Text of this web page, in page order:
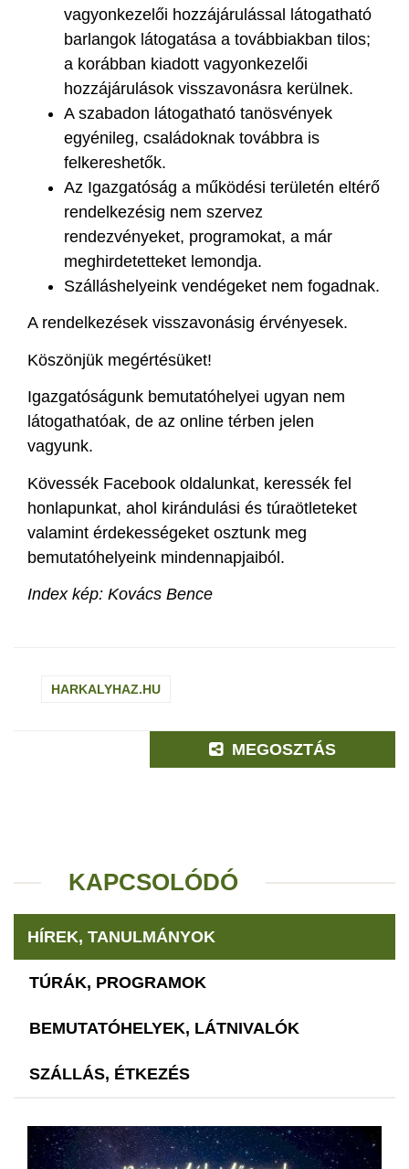
vagyonkezelői hozzájárulással látogatható
barlangok látogatása a továbbiakban tilos;
a korábban kiadott vagyonkezelői
hozzájárulások visszavonásra kerülnek.
A szabadon látogatható tanösvények
egyénileg, családoknak továbbra is
felkereshetők.
Az Igazgatóság a működési területén eltérő
rendelkezésig nem szervez
rendezvényeket, programokat, a már
meghirdetetteket lemondja.
Szálláshelyeink vendégeket nem fogadnak.
A rendelkezések visszavonásig érvényesek.
Köszönjük megértésüket!
Igazgatóságunk bemutatóhelyei ugyan nem
látogathatóak, de az online térben jelen
vagyunk.
Kövessék Facebook oldalunkat, keressék fel
honlapunkat, ahol kirándulási és túraötleteket
valamint érdekességeket osztunk meg
bemutatóhelyeink mindennapjaiból.
Index kép: Kovács Bence
HARKALYHAZ.HU
MEGOSZTÁS
KAPCSOLÓDÓ
HÍREK, TANULMÁNYOK
TÚRÁK, PROGRAMOK
BEMUTATÓHELYEK, LÁTNIVALÓK
SZÁLLÁS, ÉTKEZÉS